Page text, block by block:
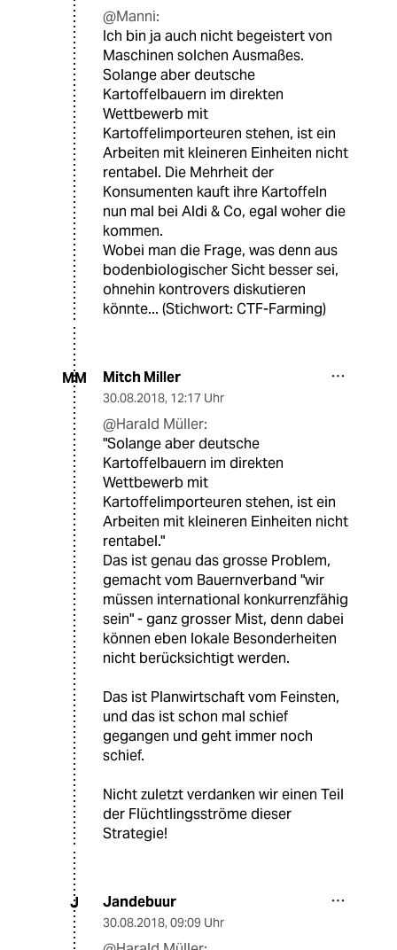
@Manni:
Ich bin ja auch nicht begeistert von
Maschinen solchen Ausmaßes.
Solange aber deutsche
Kartoffelbauern im direkten
Wettbewerb mit
Kartoffelimporteuren stehen, ist ein
Arbeiten mit kleineren Einheiten nicht
rentabel. Die Mehrheit der
Konsumenten kauft ihre Kartoffeln
nun mal bei Aldi & Co, egal woher die
kommen.
Wobei man die Frage, was denn aus
bodenbiologischer Sicht besser sei,
ohnehin kontrovers diskutieren
könnte... (Stichwort: CTF-Farming)
MM Mitch Miller
30.08.2018, 12:17 Uhr
@Harald Müller:
"Solange aber deutsche
Kartoffelbauern im direkten
Wettbewerb mit
Kartoffelimporteuren stehen, ist ein
Arbeiten mit kleineren Einheiten nicht
rentabel."
Das ist genau das grosse Problem,
gemacht vom Bauernverband "wir
müssen international konkurrenzfähig
sein" - ganz grosser Mist, denn dabei
können eben lokale Besonderheiten
nicht berücksichtigt werden.
Das ist Planwirtschaft vom Feinsten,
und das ist schon mal schief
gegangen und geht immer noch
schief.
Nicht zuletzt verdanken wir einen Teil
der Flüchtlingsströme dieser
Strategie!
J Jandebuur
30.08.2018, 09:09 Uhr